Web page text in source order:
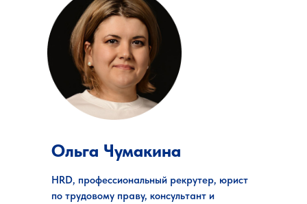
Ольга Чумакина
HRD, профессиональный рекрутер, юрист
по трудовому праву, консультант и